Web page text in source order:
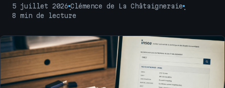
MARKETING
5 juillet 2026
·
Clémence de La Châtaigneraie
·
8 min de lecture